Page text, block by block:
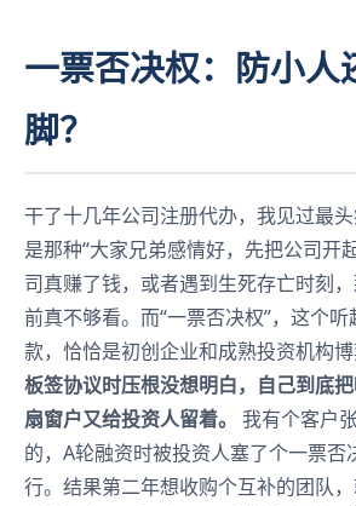
一票否决权：防小人
脚？
干了十几年公司注册代办，我见过最
是那种“大家兄弟感情好，先把公司开
司真赚了钱，或者遇到生死存亡时刻
前真不够看。而“一票否决权”，这个
款，恰恰是初创企业和成熟投资机构博
板签协议时压根没想明白，自己到底
扇窗户又给投资人留着。 我有个客户
的，A轮融资时被投资人塞了个一票否
行。结果第二年想收购个互补的团队